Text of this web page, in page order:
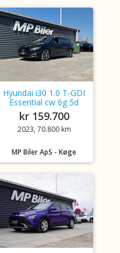
Hyundai i30 1.0 T-GDI
Essential cw 6g 5d
kr 159.700
2023, 70.800 km
MP Biler ApS - Køge